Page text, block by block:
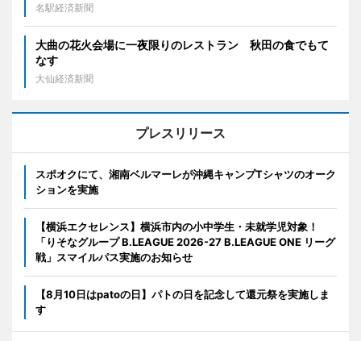
名駅経済新聞
大曲の花火会場に一夜限りのレストラン 秋田の食でもて
なす
大仙経済新聞
プレスリリース
スポオクにて、湘南ベルマーレが沖縄キャンプTシャツのオーク
ションを実施
【横浜エクセレンス】横浜市内の小中学生・未就学児対象！
「りそなグループ B.LEAGUE 2026-27 B.LEAGUE ONE リーグ
戦」スマイルパス実施のお知らせ
【8月10日はpatoの日】パトの日を記念して還元祭を実施しま
す